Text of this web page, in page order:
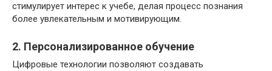
стимулирует интерес к учебе, делая процесс познания
более увлекательным и мотивирующим.
2. Персонализированное обучение
Цифровые технологии позволяют создавать